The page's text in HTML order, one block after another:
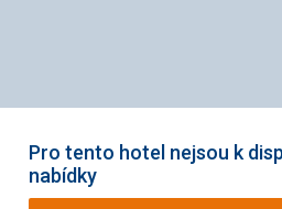
Pro tento hotel nejsou k
nabídky